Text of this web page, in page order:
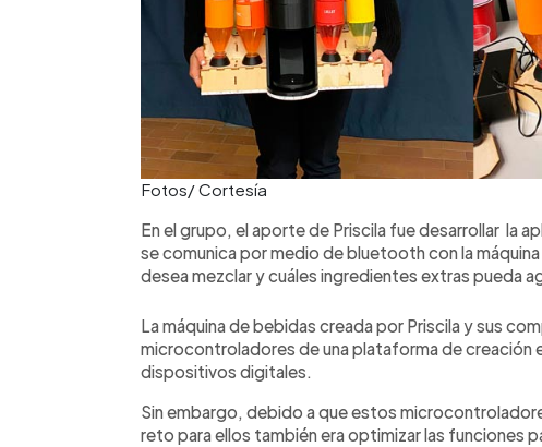
Fotos/ Cortesía
En el grupo, el aporte de Priscila fue desarrollar la
se comunica por medio de bluetooth con la
desea mezclar y cuáles ingredientes extras pueda
La máquina de bebidas creada por Priscila y sus
microcontroladores de una plataforma de
dispositivos digitales.
Sin embargo, debido a que estos
reto para ellos también era optimizar las funciones